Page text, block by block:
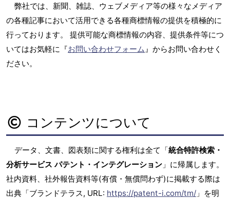
弊社では、新聞、雑誌、ウェブメディア等の様々なメディア
の各種記事において活用できる各種商標情報の提供を積極的に
行っております。 提供可能な商標情報の内容、提供条件等につ
いてはお気軽に『お問い合わせフォーム 』からお問い合わせく
ださい。
コンテンツについて
データ、文書、図表類に関する権利は全て「統合特許検索・
分析サービス パテント・インテグレーション 」に帰属します。
社内資料、社外報告資料等(有償・無償問わず)に掲載する際は
出典「ブランドテラス, URL: https://patent-i.com/tm/ 」を明